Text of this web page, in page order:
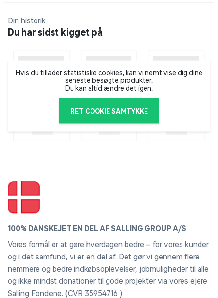
Din historik
Du har sidst kigget på
Hvis du tillader statistiske cookies, kan vi nemt vise dig dine
seneste besøgte produkter.
Du kan altid ændre det igen.
RET COOKIE SAMTYKKE
100% DANSKEJET EN DEL AF SALLING GROUP A/S
Vores formål er at gøre hverdagen bedre – for vores kunder
og i det samfund, vi er en del af. Det gør vi gennem flere
nemmere og bedre indkøbsoplevelser, jobmuligheder til alle
og ikke mindst donationer til gode projekter via vores ejere
Salling Fondene. (CVR 35954716 )